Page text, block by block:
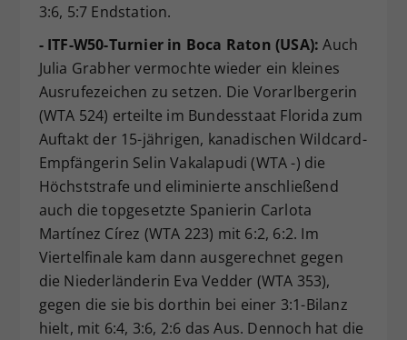
3:6, 5:7 Endstation.
- ITF-W50-Turnier in Boca Raton (USA): Auch
Julia Grabher vermochte wieder ein kleines
Ausrufezeichen zu setzen. Die Vorarlbergerin
(WTA 524) erteilte im Bundesstaat Florida zum
Auftakt der 15-jährigen, kanadischen Wildcard-
Empfängerin Selin Vakalapudi (WTA -) die
Höchststrafe und eliminierte anschließend
auch die topgesetzte Spanierin Carlota
Martínez Círez (WTA 223) mit 6:2, 6:2. Im
Viertelfinale kam dann ausgerechnet gegen
die Niederländerin Eva Vedder (WTA 353),
gegen die sie bis dorthin bei einer 3:1-Bilanz
hielt, mit 6:4, 3:6, 2:6 das Aus. Dennoch hat die